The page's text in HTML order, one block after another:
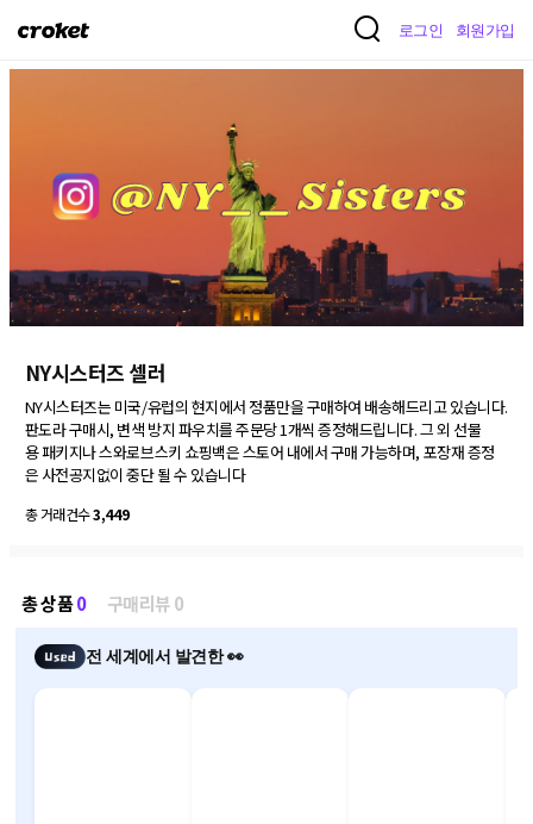
크
로그인 회원가입
NY시스터즈 셀러
NY시스터즈는 미국/유럽의 현지에서 정품만을 구매하여 배송해드리고 있습니다.
판도라 구매시, 변색 방지 파우치를 주문당 1개씩 증정해드립니다. 그 외 선물
용 패키지나 스와로브스키 쇼핑백은 스토어 내에서 구매 가능하며, 포장재 증정
은 사전공지없이 중단 될 수 있습니다
총 거래건수3,449
총 상품0 구매리뷰 0
전 세계에서 발견한 👀